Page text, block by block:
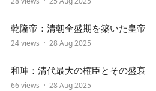
乾隆帝：清朝全盛期を築いた皇帝
24 views 28 Aug 2025
和珅：清代最大の権臣とその盛衰
66 views 28 Aug 2025